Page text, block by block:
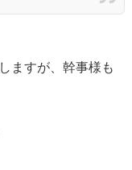
ますが、幹事様も